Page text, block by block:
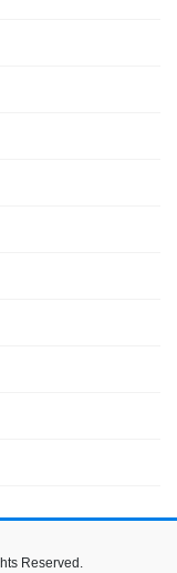
Reserved.